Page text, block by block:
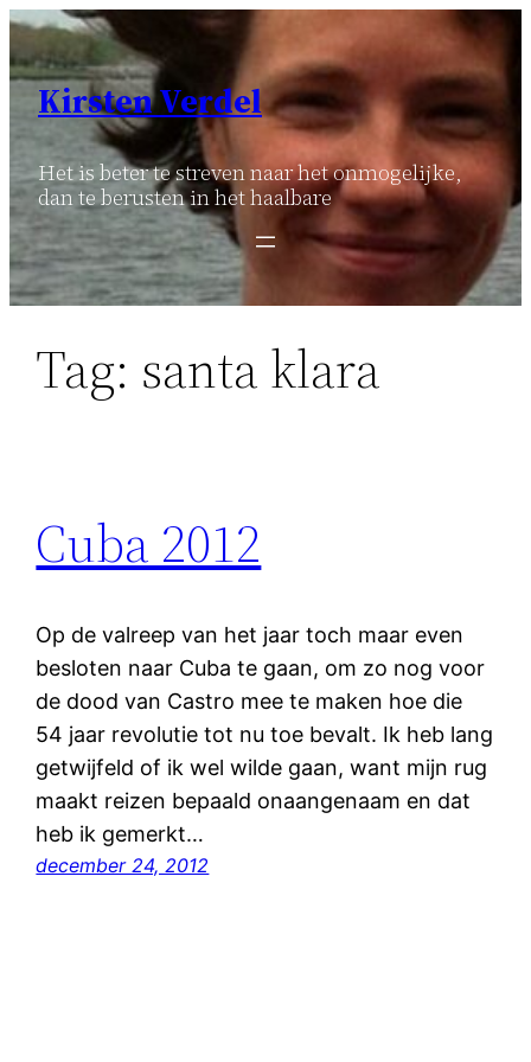
Ga
naar
inhoud
Kirsten Verdel
Het is beter te streven naar het onmogelijke,
dan te berusten in het haalbare
Tag: santa klara
Cuba 2012
Op de valreep van het jaar toch maar even
besloten naar Cuba te gaan, om zo nog voor
de dood van Castro mee te maken hoe die
54 jaar revolutie tot nu toe bevalt. Ik heb lang
getwijfeld of ik wel wilde gaan, want mijn rug
maakt reizen bepaald onaangenaam en dat
heb ik gemerkt…
december 24, 2012